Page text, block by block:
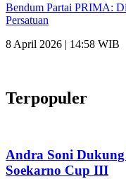
Bendum Partai PRIMA:
Persatuan
8 April 2026 | 14:58 WIB
Terpopuler
Andra Soni
Soekarno Cup III